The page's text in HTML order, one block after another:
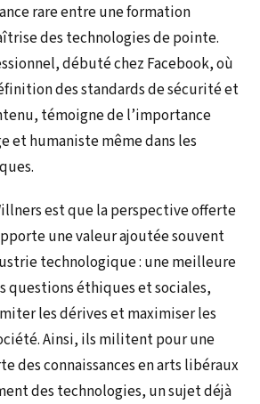
rare entre une formation
des technologies de pointe.
débuté chez Facebook, où
des standards de sécurité et
témoigne de l’importance
et humaniste même dans les
est que la perspective offerte
une valeur ajoutée souvent
technologique : une meilleure
questions éthiques et sociales,
les dérives et maximiser les
Ainsi, ils militent pour une
des connaissances en arts libéraux
des technologies, un sujet déjà